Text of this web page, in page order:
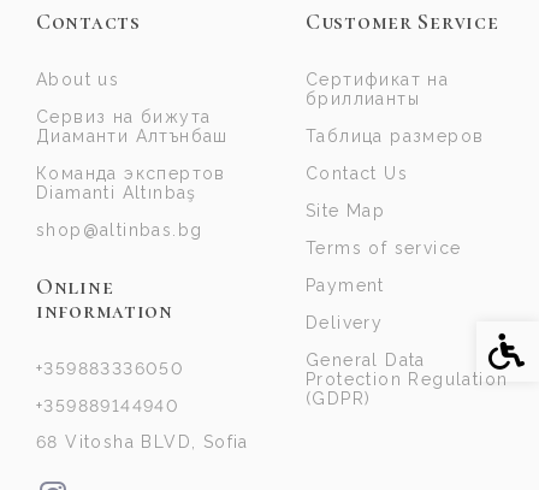
Contacts
About us
Сервиз на бижута
Диаманти Алтънбаш
Команда экспертов
Diamanti Altınbaş
shop@altinbas.bg
Online
information
+359883336050
+359889144940
68 Vitosha BLVD, Sofia
Customer Service
Сертификат на
бриллианты
Таблица размеров
Contact Us
Site Map
Terms of service
Payment
Delivery
General Data
Protection Regulation
(GDPR)